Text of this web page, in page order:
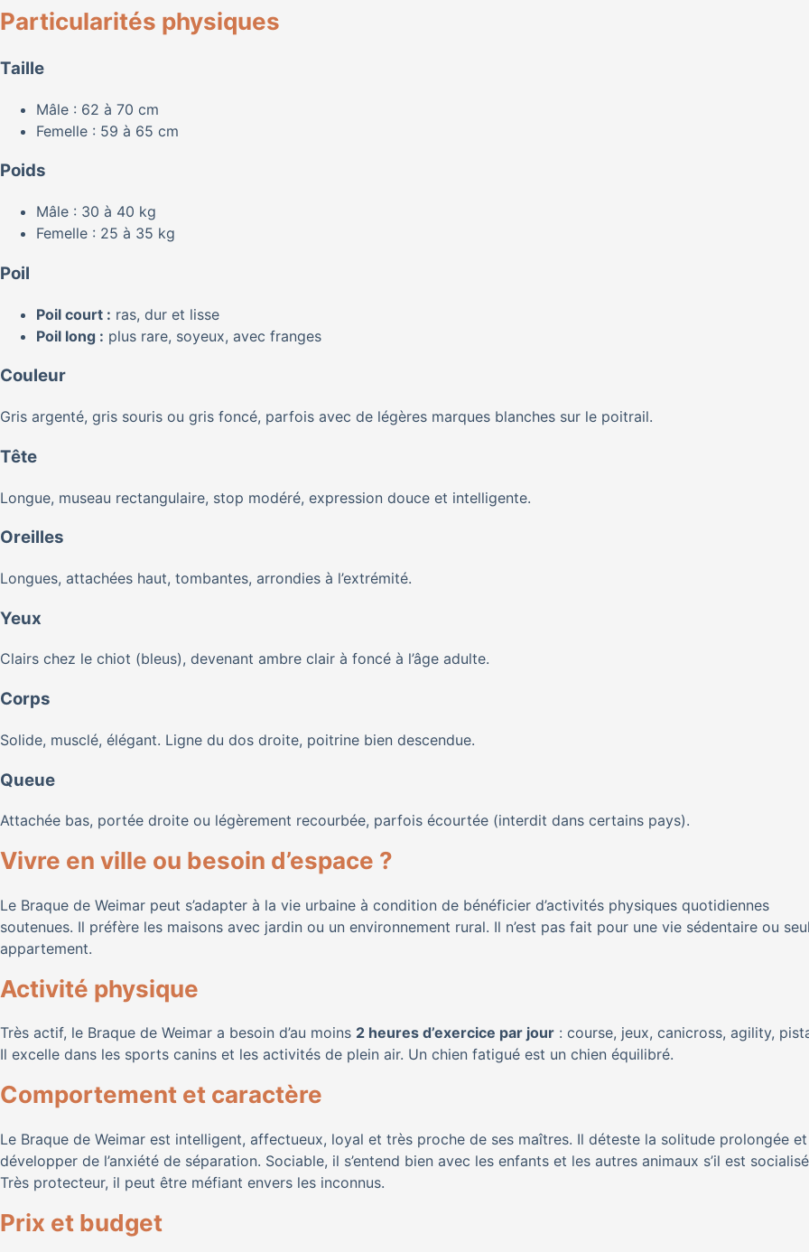
Particularités physiques
Taille
Mâle : 62 à 70 cm
Femelle : 59 à 65 cm
Poids
Mâle : 30 à 40 kg
Femelle : 25 à 35 kg
Poil
Poil court : ras, dur et lisse
Poil long : plus rare, soyeux, avec franges
Couleur
Gris argenté, gris souris ou gris foncé, parfois avec de légères marques blanches sur le poitrail.
Tête
Longue, museau rectangulaire, stop modéré, expression douce et intelligente.
Oreilles
Longues, attachées haut, tombantes, arrondies à l’extrémité.
Yeux
Clairs chez le chiot (bleus), devenant ambre clair à foncé à l’âge adulte.
Corps
Solide, musclé, élégant. Ligne du dos droite, poitrine bien descendue.
Queue
Attachée bas, portée droite ou légèrement recourbée, parfois écourtée (interdit dans certains pays).
Vivre en ville ou besoin d’espace ?
Le Braque de Weimar peut s’adapter à la vie urbaine à condition de bénéficier d’activités physiques quotidiennes
soutenues. Il préfère les maisons avec jardin ou un environnement rural. Il n’est pas fait pour une vie sédentaire ou
appartement.
Activité physique
Très actif, le Braque de Weimar a besoin d’au moins 2 heures d’exercice par jour : course, jeux, canicross, agility,
Il excelle dans les sports canins et les activités de plein air. Un chien fatigué est un chien équilibré.
Comportement et caractère
Le Braque de Weimar est intelligent, affectueux, loyal et très proche de ses maîtres. Il déteste la solitude prolongée
développer de l’anxiété de séparation. Sociable, il s’entend bien avec les enfants et les autres animaux s’il est
Très protecteur, il peut être méfiant envers les inconnus.
Prix et budget